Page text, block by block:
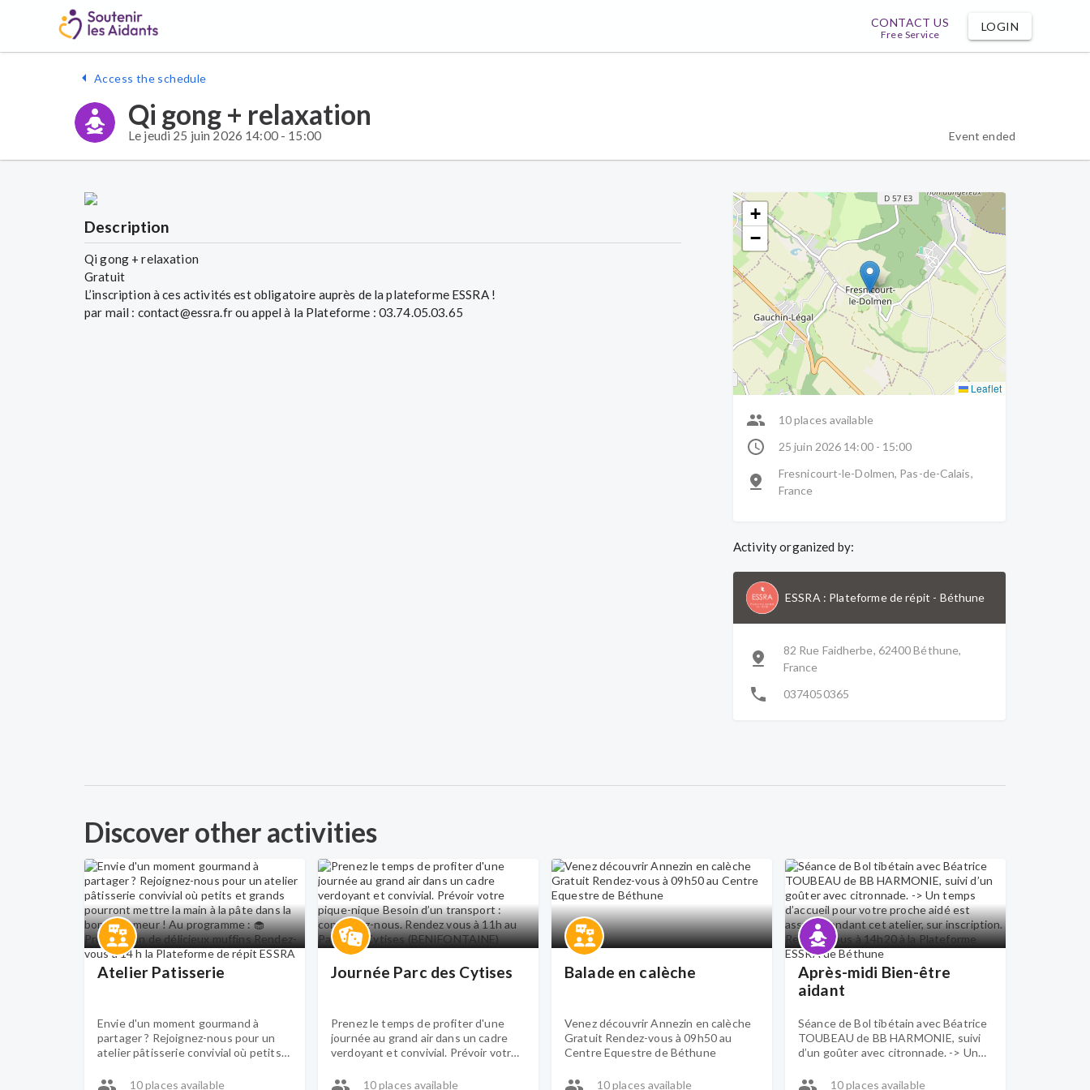
CONTACT US
Free Service
LOGIN
Access the schedule
Qi gong + relaxation
Le jeudi 25 juin 2026 14:00 - 15:00 Event ended
Description
Qi gong + relaxation
Gratuit
L’inscription à ces activités est obligatoire auprès de la plateforme ESSRA !
+
−
Leaflet
10 places available
25 juin 2026 14:00 - 15:00
Fresnicourt-le-Dolmen, Pas-de-Calais,
France
Activity organized by:
ESSRA : Plateforme de répit - Béthune
82 Rue Faidherbe, 62400 Béthune,
France
0374050365
Discover other activities
Atelier Patisserie
Envie d'un moment gourmand à
partager ? Rejoignez-nous pour un
atelier pâtisserie convivial où petits
pâte dans la bonne humeur ! Au
10 places available
Journée Parc des Cytises
Prenez le temps de profiter d'une
journée au grand air dans un cadre
verdoyant et convivial. Prévoir votre
contactez-nous. Rendez vous à 11h
10 places available
Balade en calèche
Venez découvrir Annezin en calèche
Gratuit Rendez-vous à 09h50 au
Centre Equestre de Béthune
10 places available
Après-midi Bien-être
aidant
Séance de Bol tibétain avec Béatrice
TOUBEAU de BB HARMONIE, suivi
d’un goûter avec citronnade. -> Un
aidé est assuré pendant cet atelier,
10 places available